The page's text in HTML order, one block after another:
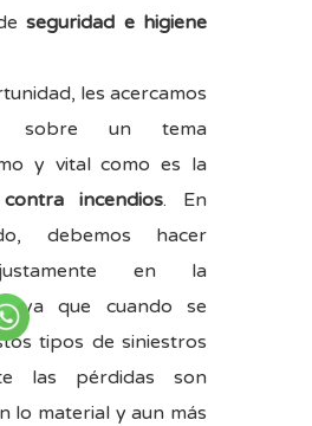
seguridad e higiene
les acercamos
sobre un tema
y vital como es la
incendios. En
debemos hacer
en la
ya que cuando se
tipos de siniestros
las pérdidas son
lo material y aun más